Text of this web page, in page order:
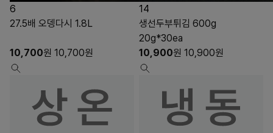
6
27.5배 오뎅다시 1.8L
10,700원 10,700원
14
생선두부튀김 600g
20g*30ea
10,900원 10,900원